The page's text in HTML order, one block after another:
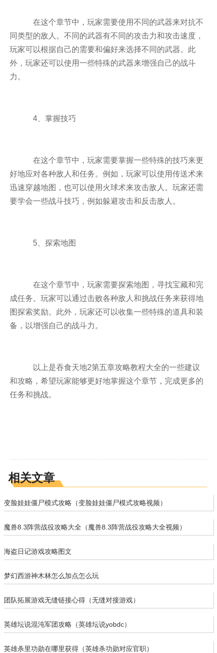
在这个章节中，玩家需要使用不同的武器来对抗不
同类型的敌人。不同的武器有不同的攻击力和攻击速度，
玩家可以根据自己的需要和偏好来选择不同的武器。此
外，玩家还可以使用一些特殊的武器来增强自己的战斗
力。
4、掌握技巧
在这个章节中，玩家需要掌握一些特殊的技巧来更
好地应对各种敌人和任务。例如，玩家可以使用传送术来
迅速穿越地图，也可以使用火球术来攻击敌人。玩家还需
要学会一些战斗技巧，例如躲避攻击和反击敌人。
5、探索地图
在这个章节中，玩家需要探索地图，寻找宝藏和完
成任务。玩家可以通过击败各种敌人和挑战任务来获得地
图探索奖励。此外，玩家还可以收集一些特殊的道具和装
备，以增强自己的战斗力。
以上是吞食天地2第五章攻略教程大全的一些建议
和攻略，希望玩家能够更好地掌握这个章节，完成更多的
任务和挑战。
相关文章
变脸娃娃僵尸模式攻略（变脸娃娃僵尸模式攻略视频）
魔兽8.3阵营战役攻略大全（魔兽8.3阵营战役攻略大全视频）
海盗日记游戏攻略图文
梦幻西游神木林怎么加点怎么玩
团队拓展游戏无缝链接心得（无缝对接游戏）
英雄坛说混沌军团攻略（英雄坛说yobdc）
英雄杀里功勋在哪里获得（英雄杀功勋对应官职）